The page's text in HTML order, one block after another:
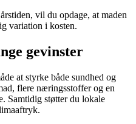
vil du opdage, at maden
variation i kosten.
gevinster
at styrke både sundhed og
flere næringsstoffer og en
Samtidig støtter du lokale